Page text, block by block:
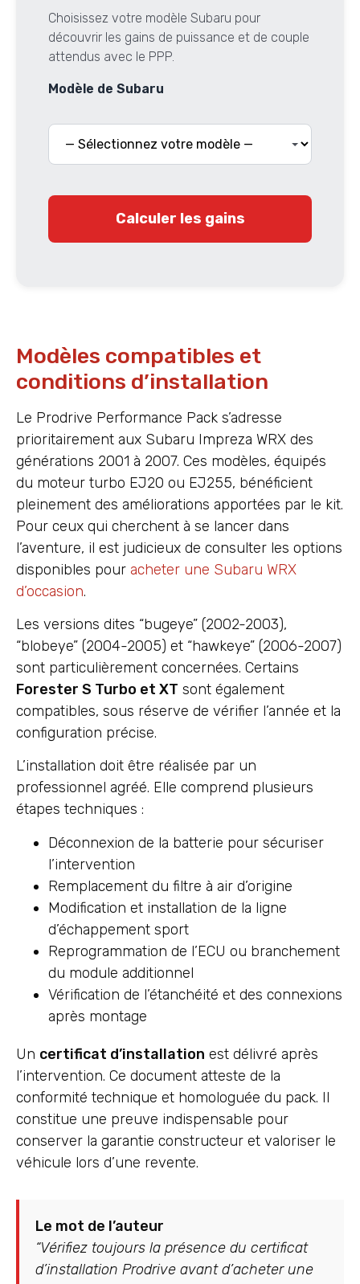
Choisissez votre modèle Subaru pour
découvrir les gains de puissance et de couple
attendus avec le PPP.
Modèle de Subaru
Calculer les gains
Modèles compatibles et
conditions d’installation
Le Prodrive Performance Pack s’adresse
prioritairement aux Subaru Impreza WRX des
générations 2001 à 2007. Ces modèles, équipés
du moteur turbo EJ20 ou EJ255, bénéficient
pleinement des améliorations apportées par le kit.
Pour ceux qui cherchent à se lancer dans
l’aventure, il est judicieux de consulter les options
disponibles pour acheter une Subaru WRX
d’occasion.
Les versions dites “bugeye” (2002-2003),
“blobeye” (2004-2005) et “hawkeye” (2006-2007)
sont particulièrement concernées. Certains
Forester S Turbo et XT sont également
compatibles, sous réserve de vérifier l’année et la
configuration précise.
L’installation doit être réalisée par un
professionnel agréé. Elle comprend plusieurs
étapes techniques :
Déconnexion de la batterie pour sécuriser
l’intervention
Remplacement du filtre à air d’origine
Modification et installation de la ligne
d’échappement sport
Reprogrammation de l’ECU ou branchement
du module additionnel
Vérification de l’étanchéité et des connexions
après montage
Un certificat d’installation est délivré après
l’intervention. Ce document atteste de la
conformité technique et homologuée du pack. Il
constitue une preuve indispensable pour
conserver la garantie constructeur et valoriser le
véhicule lors d’une revente.
Le mot de l’auteur
“Vérifiez toujours la présence du certificat
d’installation Prodrive avant d’acheter une